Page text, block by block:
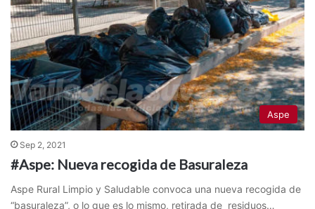
Aspe
Sep 2, 2021
#Aspe: Nueva recogida de Basuraleza
Aspe Rural Limpio y Saludable convoca una nueva recogida de
“basuraleza”, o lo que es lo mismo, retirada de residuos…